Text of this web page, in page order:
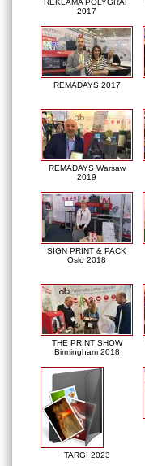
REKLAMA POLYGRAF
2017
REMADAYS 2017
REMADAYS Warsaw
2019
SIGN PRINT & PACK
Oslo 2018
THE PRINT SHOW
Birmingham 2018
TARGI 2023